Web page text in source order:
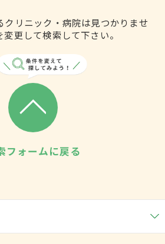
クリニック・病院は見つかりませ
更して検索して下さい。
フォームに戻る